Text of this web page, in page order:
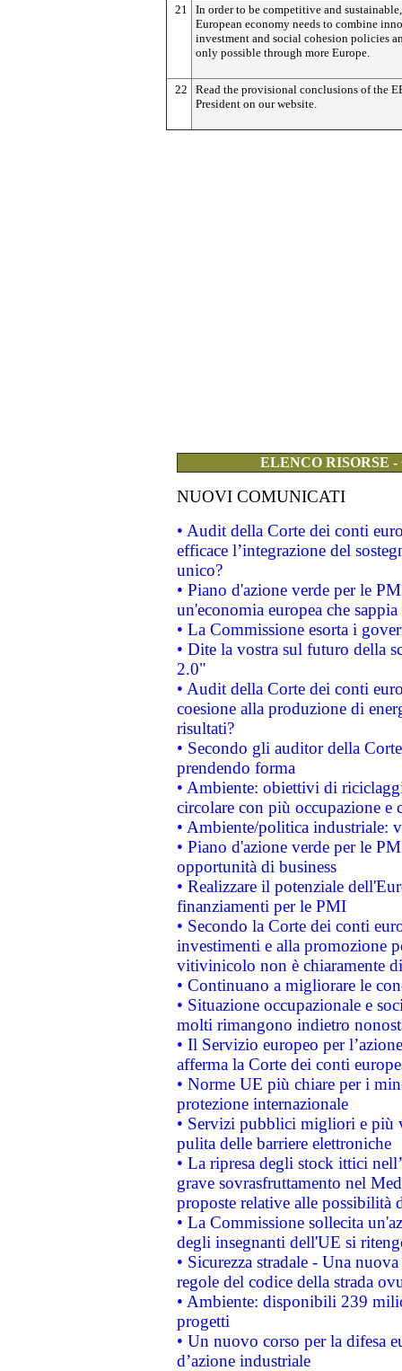
21
In order to be competitive and
European economy needs to combine
investment and social cohesion policies
only possible through more Europe.
22
Read the provisional conclusions of the
President on our website.
ELENCO RISORSE
NUOVI COMUNICATI
• Audit della Corte dei conti
efficace l’integrazione del
unico?
• Piano d'azione verde per le
un'economia europea che
• La Commissione esorta i
• Dite la vostra sul futuro della
2.0"
• Audit della Corte dei conti
coesione alla produzione di
risultati?
• Secondo gli auditor della
prendendo forma
• Ambiente: obiettivi di
circolare con più occupazione e
• Ambiente/politica industriale:
• Piano d'azione verde per le
opportunità di business
• Realizzare il potenziale
finanziamenti per le PMI
• Secondo la Corte dei conti
investimenti e alla promozione
vitivinicolo non è chiaramente
• Continuano a migliorare le
• Situazione occupazionale e
molti rimangono indietro
• Il Servizio europeo per
afferma la Corte dei conti
• Norme UE più chiare per i
protezione internazionale
• Servizi pubblici migliori e più
pulita delle barriere elettroniche
• La ripresa degli stock ittici
grave sovrasfruttamento nel
proposte relative alle possibilità
• La Commissione sollecita
degli insegnanti dell'UE si
• Sicurezza stradale - Una
regole del codice della strada
• Ambiente: disponibili 239
progetti
• Un nuovo corso per la difesa
d’azione industriale